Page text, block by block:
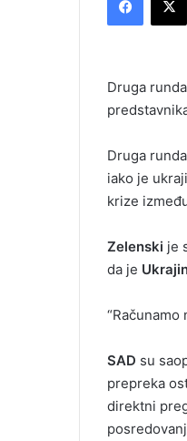
Druga
Druga
iako je
krize
Zelenski je
da je
SAD su
prepreka
direktni